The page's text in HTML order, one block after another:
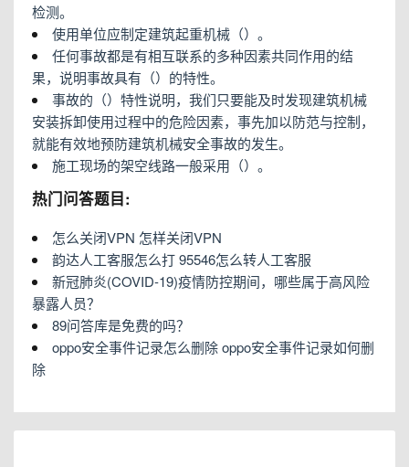
检测。
使用单位应制定建筑起重机械（）。
任何事故都是有相互联系的多种因素共同作用的结
果，说明事故具有（）的特性。
事故的（）特性说明，我们只要能及时发现建筑机械
安装拆卸使用过程中的危险因素，事先加以防范与控制，
就能有效地预防建筑机械安全事故的发生。
施工现场的架空线路一般采用（）。
热门问答题目:
怎么关闭VPN 怎样关闭VPN
韵达人工客服怎么打 95546怎么转人工客服
新冠肺炎(COVID-19)疫情防控期间，哪些属于高风险
暴露人员？
89问答库是免费的吗？
oppo安全事件记录怎么删除 oppo安全事件记录如何删
除